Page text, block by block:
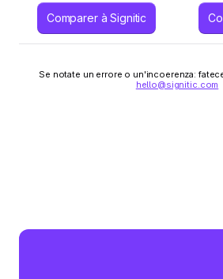
Comparer à Signitic
Se notate un errore o un'incoerenza:
hello@signitic.com